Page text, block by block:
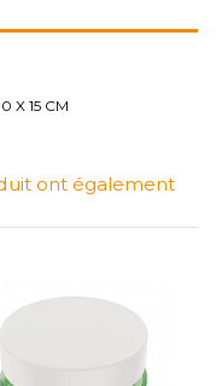
X 15 CM
ont également